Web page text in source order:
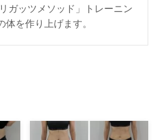
ガッツメソッド」トレーニン
体を作り上げます。